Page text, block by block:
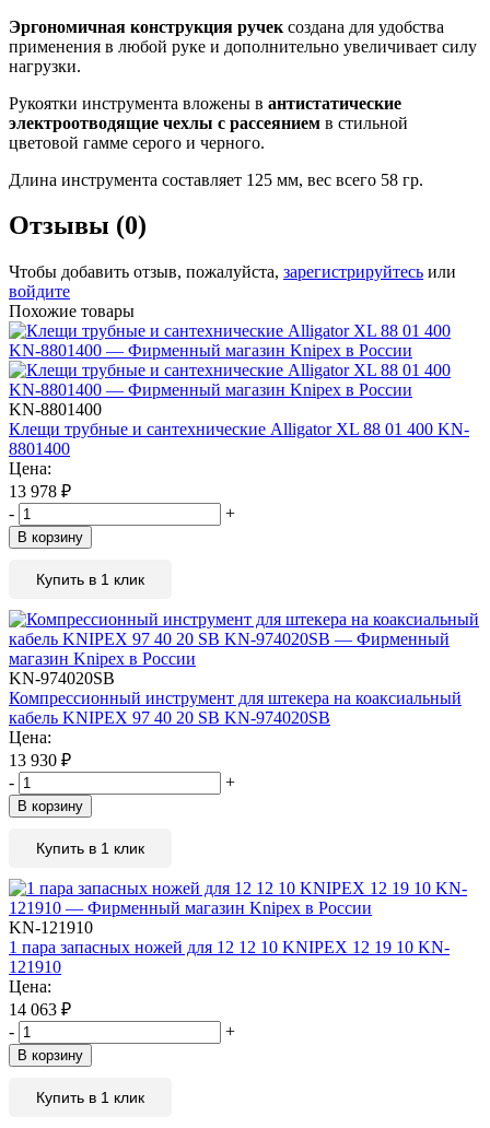
Эргономичная конструкция ручек создана для удобства
применения в любой руке и дополнительно увеличивает силу
нагрузки.
Рукоятки инструмента вложены в антистатические
электроотводящие чехлы с рассеянием в стильной
цветовой гамме серого и черного.
Длина инструмента составляет 125 мм, вес всего 58 гр.
Отзывы (0)
Чтобы добавить отзыв, пожалуйста, зарегистрируйтесь или
войдите
Похожие товары
KN-8801400
Клещи трубные и сантехнические Alligator XL 88 01 400 KN-
8801400
Цена:
13 978 ₽
-
+
В корзину
Купить в 1 клик
KN-974020SB
Компрессионный инструмент для штекера на коаксиальный
кабель KNIPEX 97 40 20 SB KN-974020SB
Цена:
13 930 ₽
-
+
В корзину
Купить в 1 клик
KN-121910
1 пара запасных ножей для 12 12 10 KNIPEX 12 19 10 KN-
121910
Цена:
14 063 ₽
-
+
В корзину
Купить в 1 клик